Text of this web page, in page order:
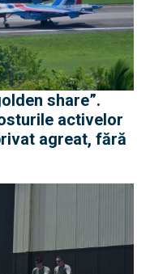
share”.
activelor
agreat, fără